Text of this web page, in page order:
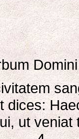
dices:
ut